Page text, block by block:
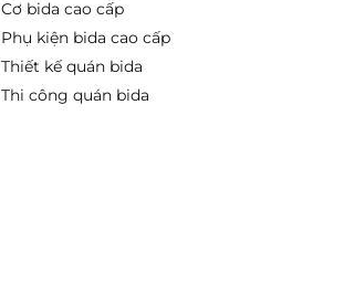
Cơ bida cao cấp
Phụ kiện bida cao cấp
Thiết kế quán bida
Thi công quán bida